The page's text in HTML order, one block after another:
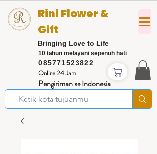
085771523822
Rini Flower &
Gift
Bringing Love to Life
Online 24 Jam
Pengiriman se Indonesia
10 tahun melayani sepenuh hati